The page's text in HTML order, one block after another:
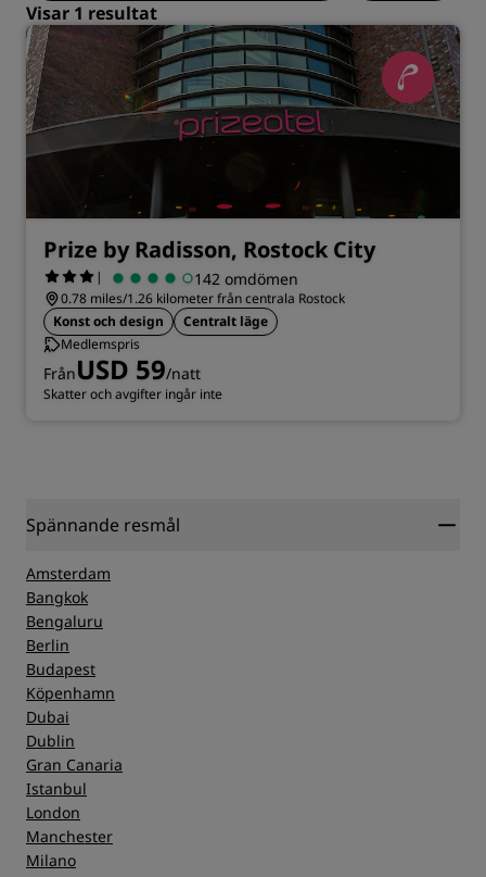
Visar 1 resultat
Prize by Radisson, Rostock City
| 142 omdömen
0.78 miles/1.26 kilometer från centrala Rostock
Konst och design
Centralt läge
Medlemspris
FrånUSD 59/natt
Skatter och avgifter ingår inte
Spännande resmål
Amsterdam
Bangkok
Bengaluru
Berlin
Budapest
Köpenhamn
Dubai
Dublin
Gran Canaria
Istanbul
London
Manchester
Milano